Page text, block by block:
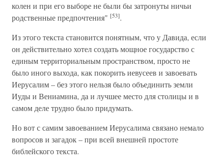
колен и при его выборе не были бы затронуты ничьи
родственные предпочтения" [53].
Из этого текста становится понятным, что у Давида, если
он действительно хотел создать мощное государство с
единым территориальным пространством, просто не
было иного выхода, как покорить иевусеев и завоевать
Иерусалим – без этого нельзя было объединить земли
Иуды и Вениамина, да и лучшее место для столицы и в
самом деле трудно было придумать.
Но вот с самим завоеванием Иерусалима связано немало
вопросов и загадок – при всей внешней простоте
библейского текста.